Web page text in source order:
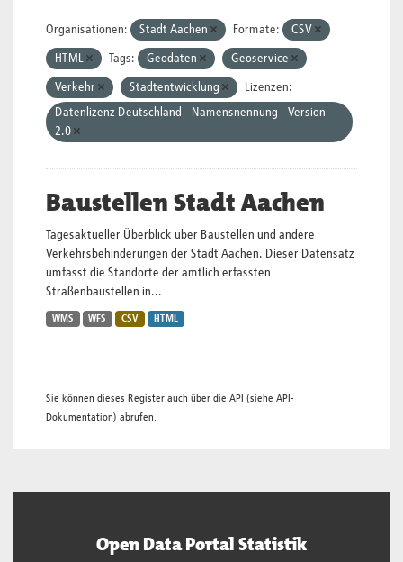
Organisationen: Stadt Aachen Formate: CSV
HTML Tags: Geodaten Geoservice
Verkehr Stadtentwicklung
Lizenzen:
Datenlizenz Deutschland - Namensnennung - Version
2.0
Baustellen Stadt Aachen
Tagesaktueller Überblick über Baustellen und andere
Verkehrsbehinderungen der Stadt Aachen. Dieser Datensatz
umfasst die Standorte der amtlich erfassten
Straßenbaustellen in...
WMS WFS CSV HTML
Sie können dieses Register auch über die API (siehe API-
Dokumentation) abrufen.
Open Data Portal Statistik